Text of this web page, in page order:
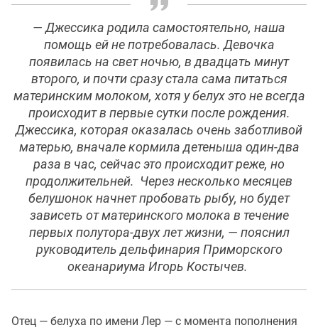
— Джессика родила самостоятельно, наша
помощь ей не потребовалась. Девочка
появилась на свет ночью, в двадцать минут
второго, и почти сразу стала сама питаться
материнским молоком, хотя у белух это не всегда
происходит в первые сутки после рождения.
Джессика, которая оказалась очень заботливой
матерью, вначале кормила детеныша один-два
раза в час, сейчас это происходит реже, но
продолжительней. Через несколько месяцев
белушонок начнет пробовать рыбу, но будет
зависеть от материнского молока в течение
первых полутора-двух лет жизни, — пояснил
руководитель дельфинария Приморского
океанариума Игорь Костычев.
Отец — белуха по имени Лер — с момента пополнения